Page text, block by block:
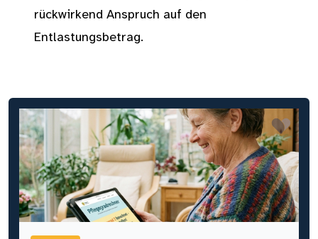
rückwirkend Anspruch auf den
Entlastungsbetrag.